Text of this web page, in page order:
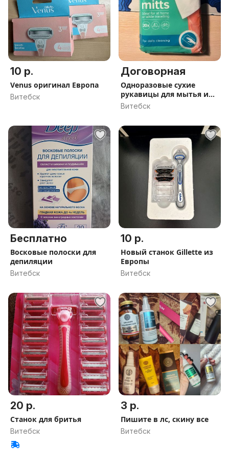
10 р.
Venus оригинал Европа
Витебск
Договорная
Одноразовые сухие
рукавицы для мытья и
гигиены
Витебск
Бесплатно
Восковые полоски для
депиляции
Витебск
10 р.
Новый станок Gillette из
Европы
Витебск
20 р.
Станок для бритья
Витебск
3 р.
Пишите в лс, скину все
Витебск